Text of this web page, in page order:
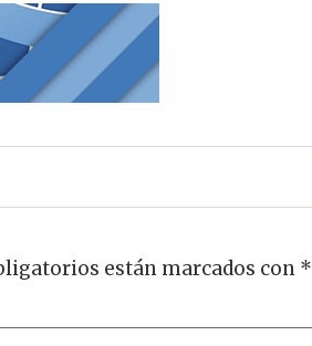
están marcados con *